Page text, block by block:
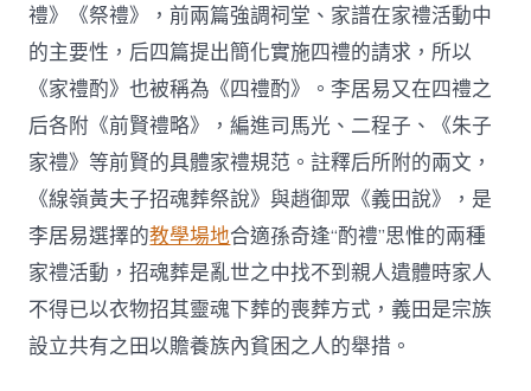
禮》《祭禮》，前兩篇強調祠堂、家譜在家禮活動中
的主要性，后四篇提出簡化實施四禮的請求，所以
《家禮酌》也被稱為《四禮酌》。李居易又在四禮之
后各附《前賢禮略》，編進司馬光、二程子、《朱子
家禮》等前賢的具體家禮規范。註釋后所附的兩文，
《線嶺黃夫子招魂葬祭說》與趙御眾《義田說》，是
李居易選擇的教學場地合適孫奇逢“酌禮”思惟的兩種
家禮活動，招魂葬是亂世之中找不到親人遺體時家人
不得已以衣物招其靈魂下葬的喪葬方式，義田是宗族
設立共有之田以贍養族內貧困之人的舉措。